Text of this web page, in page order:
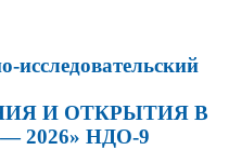
И ОТКРЫТИЯ В
НДО-9